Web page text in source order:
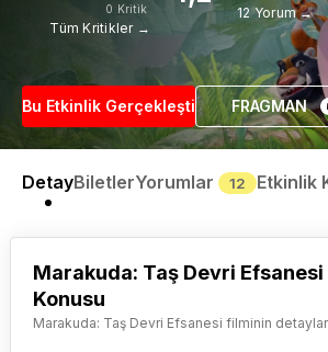
0 Kritik
Tüm Kritikler →
12 Yorum →
Bu Etkinlik Gerçekleşti FRAGMAN
DetayBiletlerYorumlar 12 Etkinlik
Marakuda: Taş Devri Efsanesi
Konusu
Marakuda: Taş Devri Efsanesi filminin